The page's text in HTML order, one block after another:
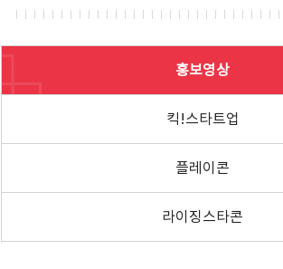
홍보영상
킥!스타트업
플레이콘
라이징스타콘